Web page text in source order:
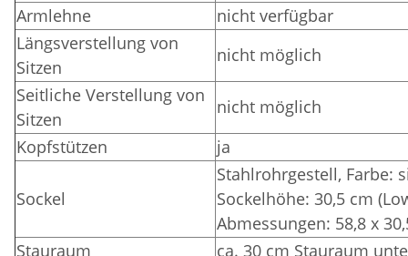
Armlehne
nicht verfügbar
Längsverstellung von
Sitzen
nicht möglich
Seitliche Verstellung von
Sitzen
nicht möglich
Kopfstützen
ja
Sockel
Stahlrohrgestell, Farbe:
Sockelhöhe: 30,5 cm
Abmessungen: 58,8 x
Stauraum
ca. 30 cm Stauraum